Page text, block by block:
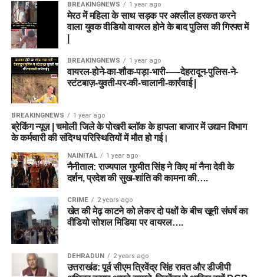
Brydon Carse
Ben Dwarshuis
Usman Tariq
Fantasy Tips for BPH vs SUL
Dream11 Team Today Match 24
टीम में कम से कम दो तेज गेंदबाज जरूर रखें।
Mitchell Marsh को कप्तान बनाना सुरक्षित विकल्प हो सकता
है।
Grand League में Usman Tariq शानदार Differential
Pick साबित हो सकते हैं।
Ryan Rickelton शानदार फॉर्म में हैं, इसलिए उन्हें टीम से बाहर न
रखें।
Joe Clarke Powerplay में तेजी से रन बना सकते हैं।
Combination 2: Grand League
(GL) / Mega Contest Team (रिस्की
टीम)
Wicketkeeper:Lauren Winfield
Batters:
Capsey
All-Rounders:Ellyse Perry (C), Annabel Sutherland,
Deepti Sharma, Jess Jonassen, Fatima Sana
Bowlers:Lauren Filer (VC), Kate Cross
टीम विश्लेषण:ग्रैंड लीग में बड़ा
इनाम जीतने के लिए यह टीम
बेहतरीन संतुलन प्रदान करती
है। इसमें लॉरेन फाइलर को
कप्तान (Captain):राशिद
खान
उप-कप्तान (Vice-Captain):
हैरी टेक्टर
📈 मैच प्रेडिक्शन (Match Winner
Prediction)
अगर दोनों टीमों के संतुलन और अनुभव की तुलना की जाए, तो
अफगानिस्तान (AFG)की टीम कागजों पर ज्यादा मजबूत दिखती है। उनके
पास विश्व स्तरीय स्पिन गेंदबाज और विस्फोटक ऑलराउंडर मौजूद हैं।
हालांकि, आयरलैंड (IRE) अपने घरेलू परिस्थितियों का पूरा फायदा उठाकर
अफगानिस्तान को कड़ी टक्कर दे सकती है।
BREAKINGNEWS 1 year ago
मेरठ में महिला के साथ सड़क पर अश्लील हरकत करने
वाला युवक वीडियो वायरल होने के बाद पुलिस की गिरफ्त में
BREAKINGNEWS 1 year ago
वायरल-होने-का-शौक-पड़ा-भारी-—-देहरादून-पुलिस-ने-
स्टंटबाज़-युवती-पर-की-चालानी-कार्रवाई |
BREAKINGNEWS 1 year ago
ब्रेकिंग न्यूज़ | चमोली जिले के पोखरी ब्लॉक के हापला बाजार में उद्यान विभाग
के कर्मचारी की संदिग्ध परिस्थितियों में मौत हो गई।
NAINITAL 1 year ago
नैनीताल: राज्यपाल गुरमीत सिंह ने किए मां नैना देवी के
दर्शन, प्रदेश की सुख-शांति की कामना की….
CRIME 2 years ago
खेत की मेढ़ काटने को लेकर दो पक्षों के बीच खूनी संघर्ष का
वीडियो सोशल मिडिया पर वायरल….
DEHRADUN 2 years ago
उत्तराखंड: पूर्व सीएम त्रिवेंद्र सिंह रावत और डीजीपी